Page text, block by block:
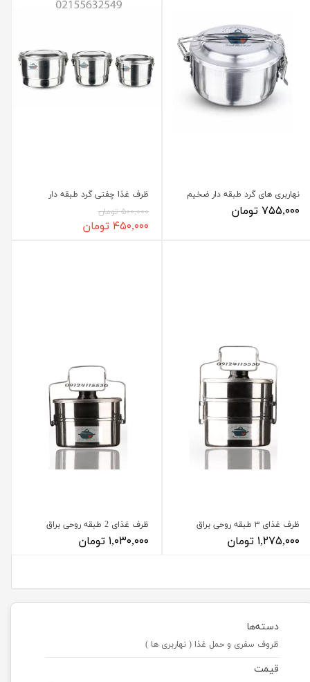
دسته‌ها
ظروف سفری و حمل غذا ( نهاربری ها )
قیمت
نهاربری های گرد طبقه دار ضخیم
۷۵۵,۰۰۰ تومان
ظرف غذا چفتی گرد طبقه دار
۵۰۰,۰۰۰ تومان
۴۵۰,۰۰۰ تومان
ظرف غذای ۳ طبقه روحی براق
۱,۲۷۵,۰۰۰ تومان
ظرف غذای 2 طبقه روحی براق
۱,۰۳۰,۰۰۰ تومان